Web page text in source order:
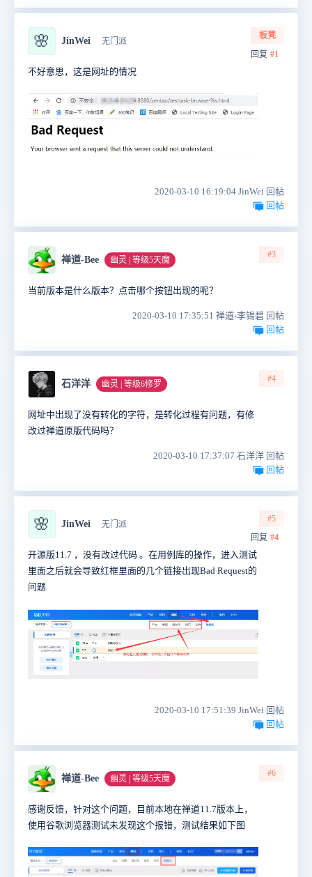
🌸 JinWei 无门派
板凳
回复 #1
不好意思，这是网址的情况
2020-03-10 16:19:04 JinWei 回帖
回帖
禅道-Bee 幽灵 | 等级5天魔
#3
当前版本是什么版本？点击哪个按钮出现的呢？
2020-03-10 17:35:51 禅道-李锡碧 回帖
回帖
石洋洋 幽灵 | 等级6修罗
#4
网址中出现了没有转化的字符，是转化过程有问题，有修
改过禅道原版代码吗？
2020-03-10 17:37:07 石洋洋 回帖
回帖
🌸 JinWei 无门派
#5
回复 #4
开源版11.7 ，没有改过代码 。在用例库的操作，进入测试
里面之后就会导致红框里面的几个链接出现Bad Request的
问题
2020-03-10 17:51:39 JinWei 回帖
回帖
禅道-Bee 幽灵 | 等级5天魔
#6
感谢反馈，针对这个问题，目前本地在禅道11.7版本上，
使用谷歌浏览器测试未发现这个报错，测试结果如下图